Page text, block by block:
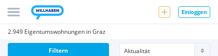
Einloggen
2.949 Eigentumswohnungen in Graz
Filtern